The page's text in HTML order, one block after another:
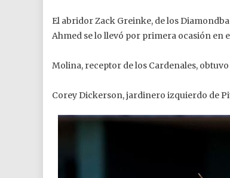
El abridor Zack Greinke, de los
Ahmed se lo llevó por primera ocasión en
Molina, receptor de los Cardenales,
Corey Dickerson, jardinero izquierdo de